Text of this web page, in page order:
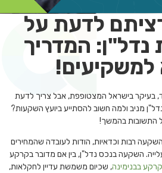
לדעת על
נדל"ן: המדריך
בעיקר בישראל המצטופפת, אבל צריך לדעת
מניב ולמה חשוב להסתייע ביועץ השקעות?
התשובות בהמשך!
רבות וכדאיות, הודות לעובדה שהמחירים
השקעה בנכס נדל"ן, בין אם מדובר בקרקע
קרקע בבנימינה, שכיום משמשת עדיין לחקלאות,